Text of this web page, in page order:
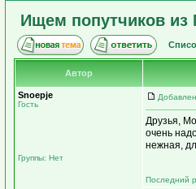
Ищем попутчиков из
Автор
Snoepje
Гость
Группы: Нет
Друзья,
очень
нежная,
Последний